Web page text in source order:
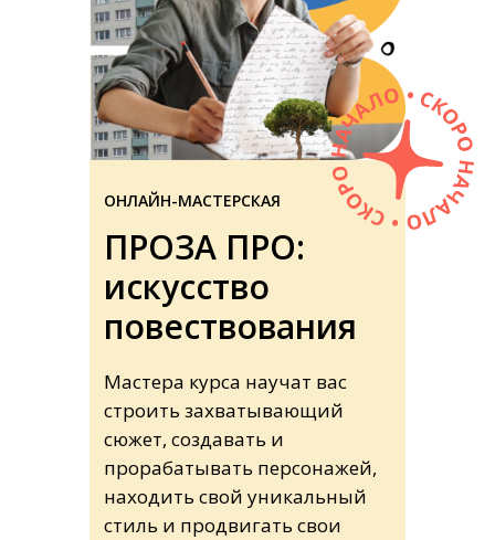
ПРОЗА ПРО:
искусство
повествования
Мастера курса научат вас
строить захватывающий
сюжет, создавать и
прорабатывать персонажей,
находить свой уникальный
стиль и продвигать свои
ОНЛАЙН-МАСТЕРСКАЯ